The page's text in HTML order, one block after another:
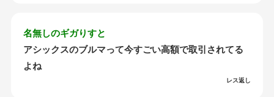
名無しのギガりすと
アシックスのブルマって今すごい高額で取引されてる
よね
レス返し